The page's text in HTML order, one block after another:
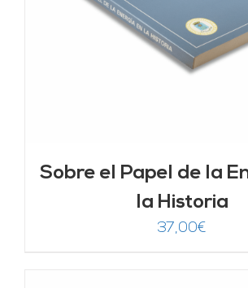
Sobre el Papel de la
la Historia
37,00€